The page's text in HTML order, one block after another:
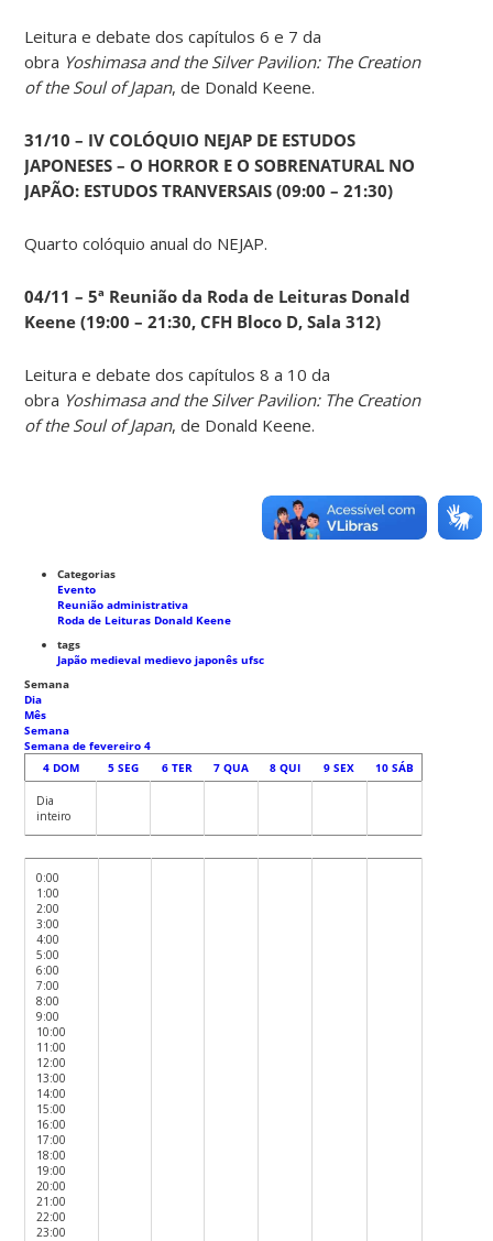
Leitura e debate dos capítulos 6 e 7 da
obra Yoshimasa and the Silver Pavilion: The Creation
of the Soul of Japan, de Donald Keene.
31/10 – IV COLÓQUIO NEJAP DE ESTUDOS
JAPONESES – O HORROR E O SOBRENATURAL NO
JAPÃO: ESTUDOS TRANVERSAIS (09:00 – 21:30)
Quarto colóquio anual do NEJAP.
04/11 – 5ª Reunião da Roda de Leituras Donald
Keene (19:00 – 21:30, CFH Bloco D, Sala 312)
Leitura e debate dos capítulos 8 a 10 da
obra Yoshimasa and the Silver Pavilion: The Creation
of the Soul of Japan, de Donald Keene.
Categorias
Evento
Reunião administrativa
Roda de Leituras Donald Keene
tags
Japão medievalmedievo japonêsufsc
Semana
Dia
Mês
Semana
Semana de fevereiro 4
4 DOM 5 SEG 6 TER 7 QUA 8 QUI 9 SEX 10 SÁB
Dia
inteiro
0:00
1:00
2:00
3:00
4:00
5:00
6:00
7:00
8:00
9:00
10:00
11:00
12:00
13:00
14:00
15:00
16:00
17:00
18:00
19:00
20:00
21:00
22:00
23:00